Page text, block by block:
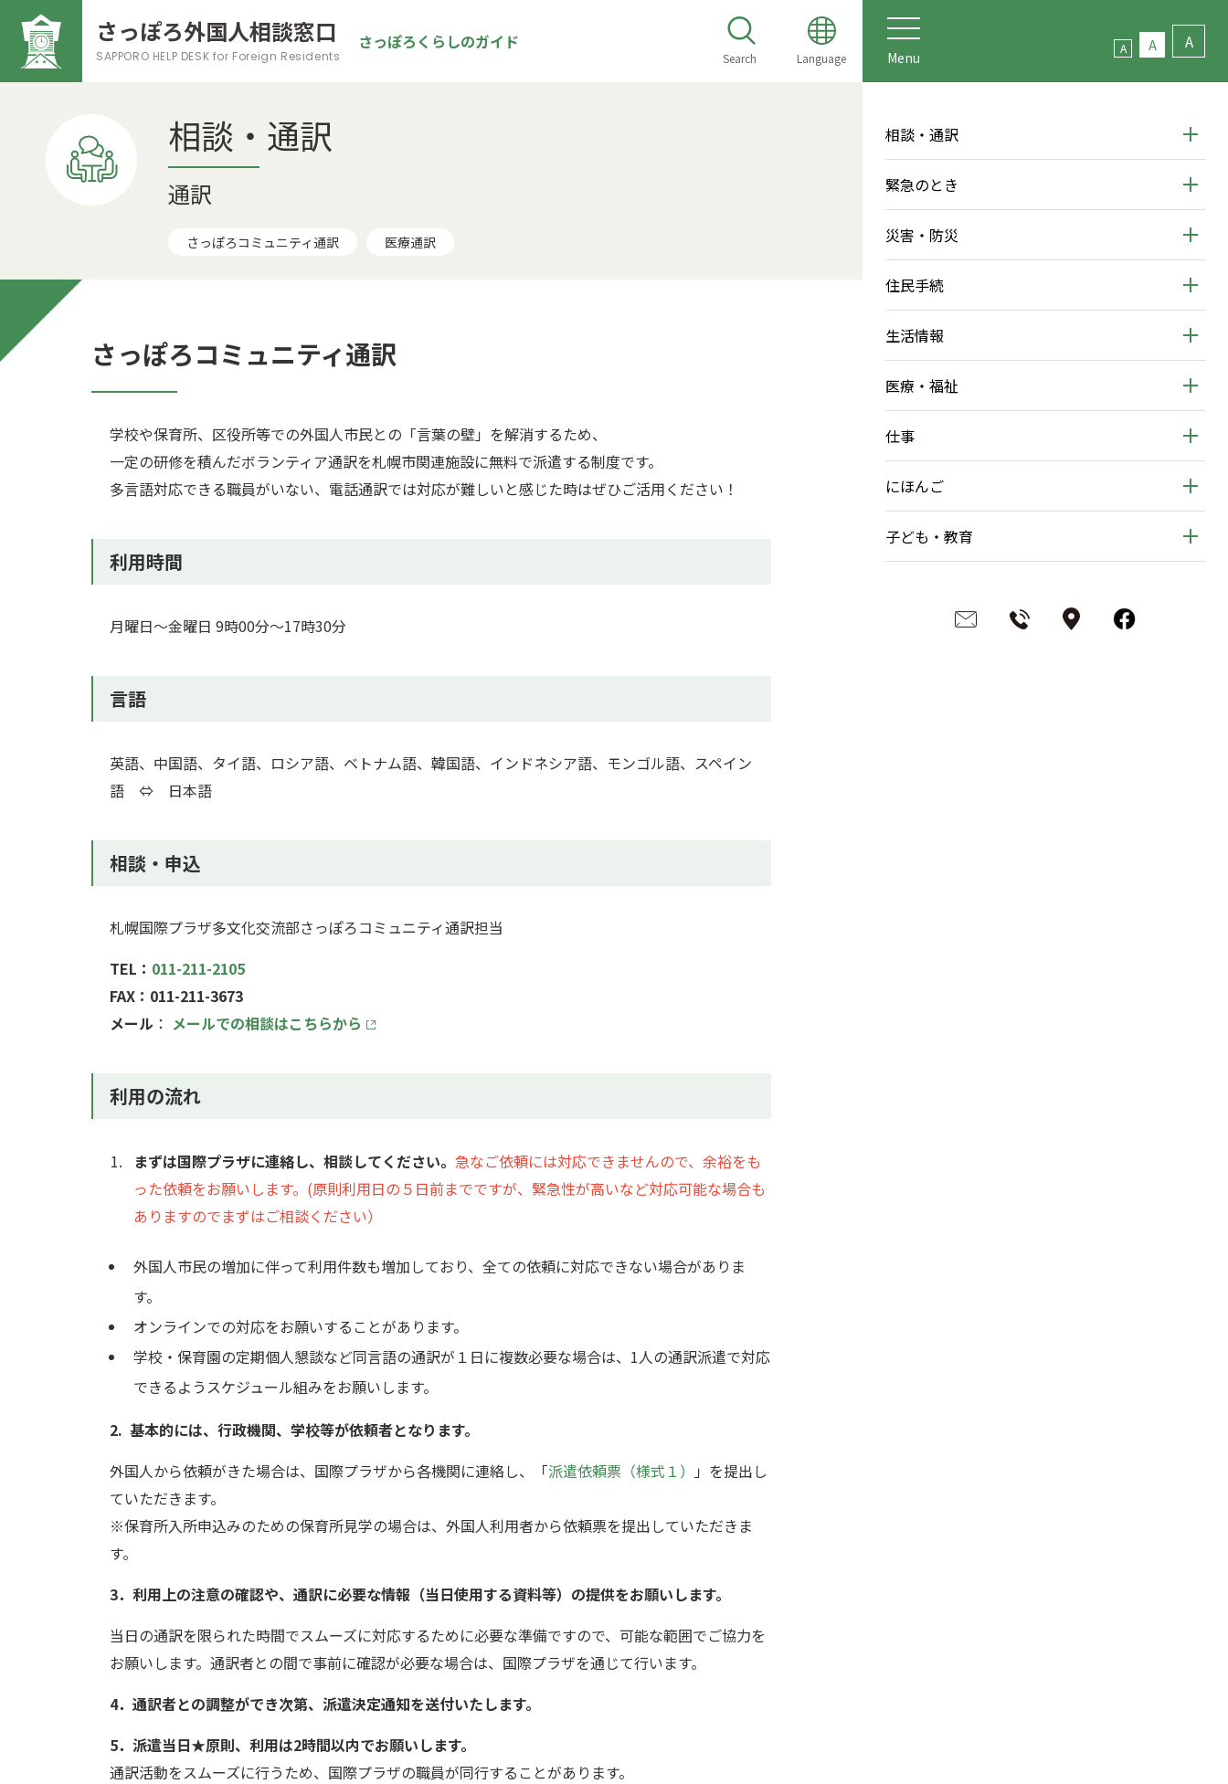
さっぽろ外国人相談窓口
SAPPORO HELP DESK for Foreign Residents
さっぽろくらしのガイド
Search Language Menu
A A A
相談・通訳
緊急のとき
災害・防災
住民手続
生活情報
医療・福祉
仕事
にほんご
子ども・教育
相談・通訳
通訳
さっぽろコミュニティ通訳 医療通訳
さっぽろコミュニティ通訳
学校や保育所、区役所等での外国人市民との「言葉の壁」を解消するため、
一定の研修を積んだボランティア通訳を札幌市関連施設に無料で派遣する制度です。
多言語対応できる職員がいない、電話通訳では対応が難しいと感じた時はぜひご活用ください！
利用時間
月曜日～金曜日 9時00分～17時30分
言語
英語、中国語、タイ語、ロシア語、ベトナム語、韓国語、インドネシア語、モンゴル語、スペイン
語 ⇔ 日本語
相談・申込
札幌国際プラザ多文化交流部さっぽろコミュニティ通訳担当
TEL： 011-211-2105
FAX：011-211-3673
メール ： メールでの相談はこちらから
利用の流れ
まずは国際プラザに連絡し、相談してください。 急なご依頼には対応できませんので、余裕をも
った依頼をお願いします。 (原則利用日の５日前までですが、緊急性が高いなど対応可能な場合も
ありますのでまずはご相談ください）
​​​​​​外国人市民の増加に伴って利用件数も増加しており、全ての依頼に対応できない場合がありま
す。
オンラインでの対応をお願いすることがあります。
学校・保育園の定期個人懇談など同言語の通訳が１日に複数必要な場合は、1人の通訳派遣で対応
できるようスケジュール組みをお願いします。
2. 基本的には、行政機関、学校等が依頼者となります。
外国人から依頼がきた場合は、国際プラザから各機関に連絡し、「派遣依頼票（様式１）
」を提出し
ていただきます。
※保育所入所申込みのための保育所見学の場合は、外国人利用者から依頼票を提出していただきま
す。
3．利用上の注意の確認や、通訳に必要な情報（当日使用する資料等）の提供をお願いします。
当日の通訳を限られた時間でスムーズに対応するために必要な準備ですので、可能な範囲でご協力を
お願いします。通訳者との間で事前に確認が必要な場合は、国際プラザを通じて行います。
4．通訳者との調整ができ次第、派遣決定通知を送付いたします。
5．派遣当日★原則、利用は2時間以内でお願いします。
通訳活動をスムーズに行うため、国際プラザの職員が同行することがあります。